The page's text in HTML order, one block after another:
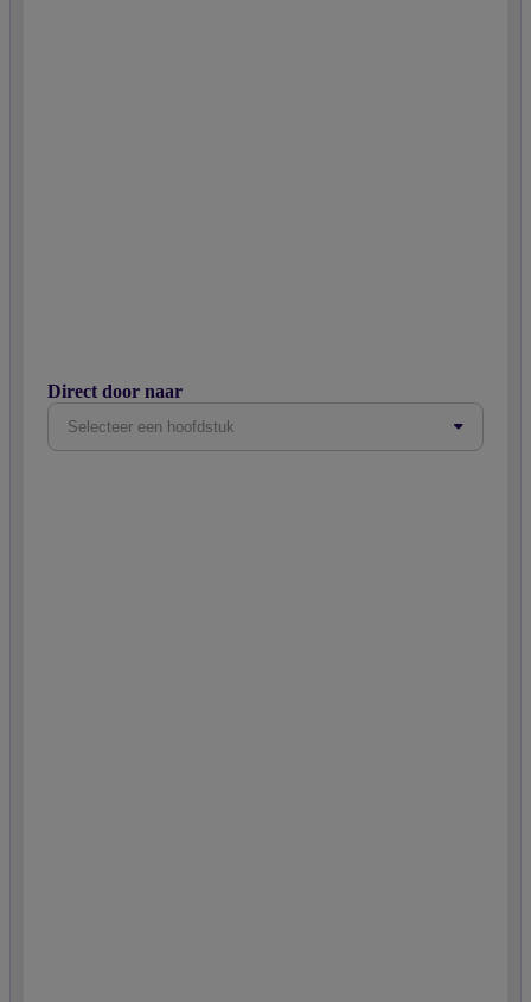
Direct door naar
Selecteer een hoofdstuk